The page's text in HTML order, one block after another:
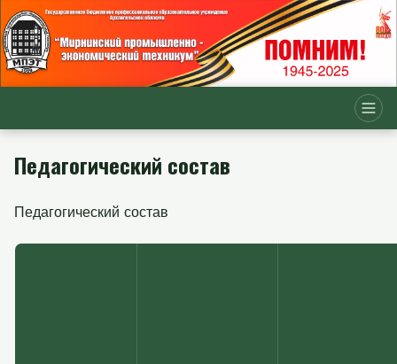
Педагогический состав
Педагогический состав